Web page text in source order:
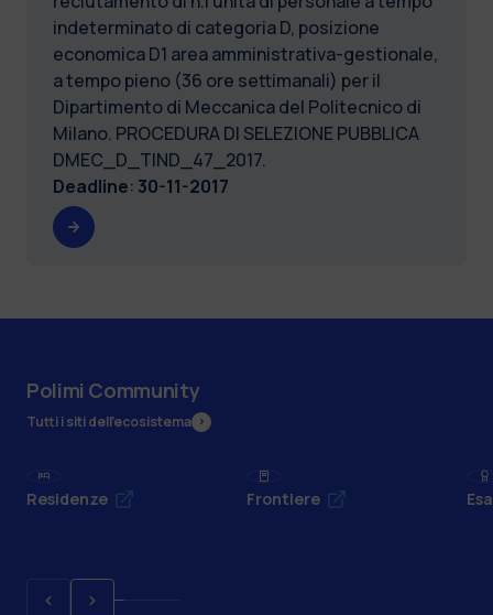
indeterminato di categoria D, posizione
economica D1 area amministrativa-gestionale,
a tempo pieno (36 ore settimanali) per il
Dipartimento di Meccanica del Politecnico di
Milano. PROCEDURA DI SELEZIONE PUBBLICA
DMEC_D_TIND_47_2017.
Deadline: 30-11-2017
Polimi Community
Tutti i siti dell’ecosistema
Residenze Frontiere